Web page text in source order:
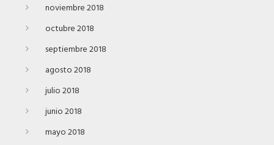
noviembre 2018
octubre 2018
septiembre 2018
agosto 2018
julio 2018
junio 2018
mayo 2018